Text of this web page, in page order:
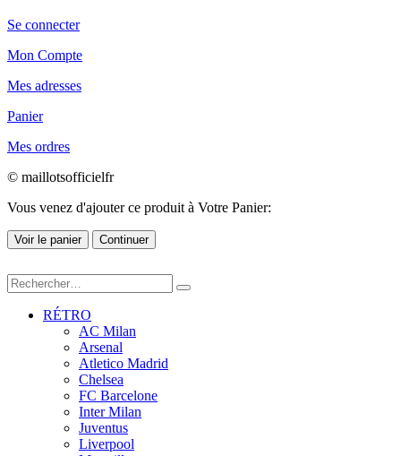
Se connecter
Mon Compte
Mes adresses
Panier
Mes ordres
© maillotsofficielfr
Vous venez d'ajouter ce produit à Votre Panier:
Voir le panier Continuer
RÉTRO
AC Milan
Arsenal
Atletico Madrid
Chelsea
FC Barcelone
Inter Milan
Juventus
Liverpool